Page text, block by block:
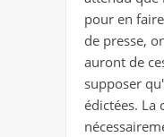
pour en
de presse,
auront de
supposer
édictées. La